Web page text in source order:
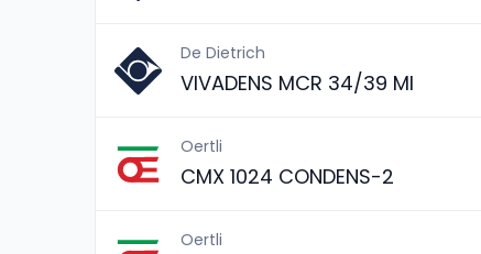
De Dietrich
VIVADENS MCR 34/39 MI
Oertli
CMX 1024 CONDENS-2
Oertli